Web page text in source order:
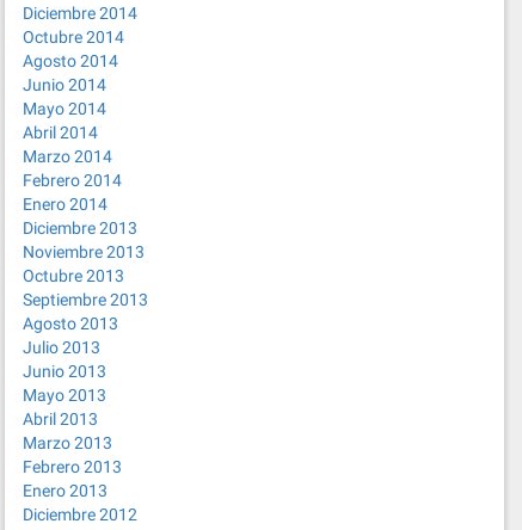
Diciembre 2014
Octubre 2014
Agosto 2014
Junio 2014
Mayo 2014
Abril 2014
Marzo 2014
Febrero 2014
Enero 2014
Diciembre 2013
Noviembre 2013
Octubre 2013
Septiembre 2013
Agosto 2013
Julio 2013
Junio 2013
Mayo 2013
Abril 2013
Marzo 2013
Febrero 2013
Enero 2013
Diciembre 2012